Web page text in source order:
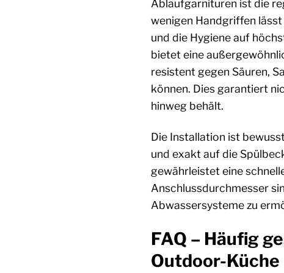
Ablaufgarnituren ist die
wenigen Handgriffen
und die Hygiene auf
bietet eine
resistent gegen Säuren,
können. Dies garantiert
hinweg behält.
Die Installation ist
und exakt auf die
gewährleistet eine
Anschlussdurchmesser
Abwassersysteme zu
FAQ – Häufig
Outdoor-Küche